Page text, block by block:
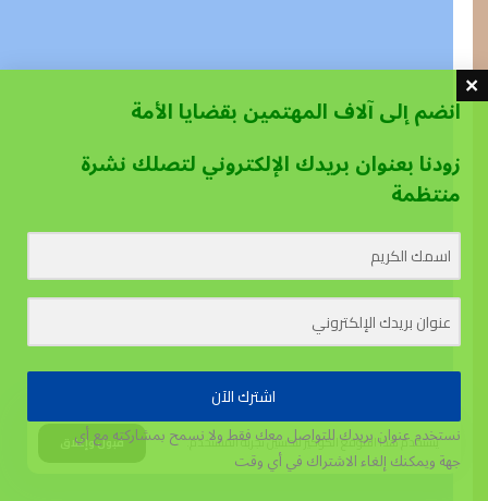
يستخدم هذا الموقع الكوكيز لتحسين تجربة المستخدم. قبول وإغلاق
انضم إلى آلاف المهتمين بقضايا الأمة
زودنا بعنوان بريدك الإلكتروني لتصلك نشرة
منتظمة
اشترك الآن
نستخدم عنوان بريدك للتواصل معك فقط ولا نسمح بمشاركته مع أي
جهةويمكنك إلغاء الاشتراك في أي وقت